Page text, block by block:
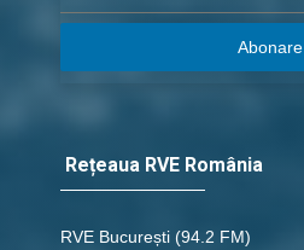
Abonare
Rețeaua RVE România
RVE București (94.2 FM)